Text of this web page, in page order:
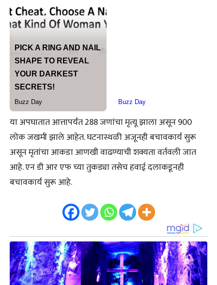
या अपघातात आत्तापर्यंत 288 जणांचा मृत्यू झाला असून 900
लोक जखमी झाले आहेत. घटनास्थळी अजूनही बचावकार्य सुरू
असून मृतांचा आकडा आणखी वाढण्याची शक्यता वर्तवली जात
आहे. एन डी आर एफ च्या तुकड्या तसेच हवाई दलाकडूनही
बचावकार्य सुरू आहे.